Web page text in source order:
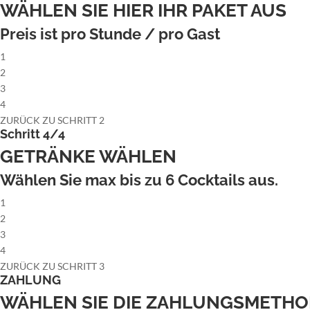
WÄHLEN SIE HIER IHR PAKET AUS
Preis ist pro Stunde / pro Gast
1
2
3
4
ZURÜCK ZU SCHRITT 2
Schritt 4/4
GETRÄNKE WÄHLEN
Wählen Sie max bis zu 6Cocktails aus.
1
2
3
4
ZURÜCK ZU SCHRITT 3
ZAHLUNG
WÄHLEN SIE DIE